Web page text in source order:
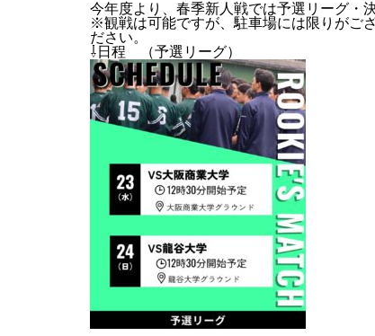
今年度より、春季新人戦では予選リーグ・
※観戦は可能ですが、駐車場には限りがご
ださい。
⇩日程 （予選リーグ）